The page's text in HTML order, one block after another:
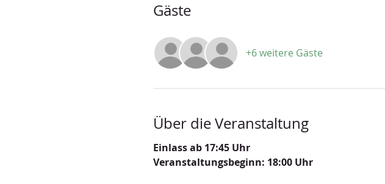
Gäste
+6 weitere Gäste
Über die Veranstaltung
Einlass ab 17:45 Uhr
Veranstaltungsbeginn: 18:00 Uhr